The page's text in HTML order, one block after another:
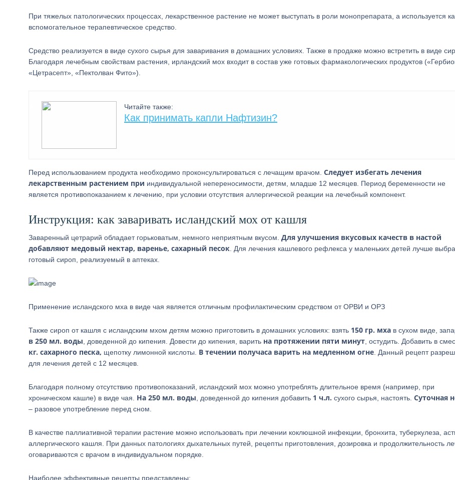
При тяжелых патологических процессах, лекарственное растение не может выступать в роли монопрепарата, а используется
вспомогательное терапевтическое средство.
Средство реализуется в виде сухого сырья для заваривания в домашних условиях. Также в продаже можно встретить в виде
Благодаря лечебным свойствам растения, ирландский мох входит в состав уже готовых фармакологических продуктов
«Цетрасепт», «Пектолван Фито»).
Читайте также:
Как принимать капли Нафтизин?
Перед использованием продукта необходимо проконсультироваться с лечащим врачом. Следует избегать лечения
лекарственным растением при индивидуальной непереносимости, детям, младше 12 месяцев. Период беременности не
является противопоказанием к лечению, при условии отсутствия аллергической реакции на лечебный компонент.
Инструкция: как заваривать исландский мох от кашля
Заваренный цетрарий обладает горьковатым, немного неприятным вкусом. Для улучшения вкусовых качеств в настой
добавляют медовый нектар, варенье, сахарный песок . Для лечения кашлевого рефлекса у маленьких детей лучше
готовый сироп, реализуемый в аптеках.
Применение исландского мха в виде чая является отличным профилактическим средством от ОРВИ и ОРЗ
Также сироп от кашля с исландским мхом детям можно приготовить в домашних условиях: взять 150 гр. мха в сухом виде,
в 250 мл. воды , доведенной до кипения. Довести до кипения, варить на протяжении пяти минут , остудить. Добавить в
кг. сахарного песка, щепотку лимонной кислоты. В течении получаса варить на медленном огне . Данный рецепт
для лечения детей с 12 месяцев.
Благодаря полному отсутствию противопоказаний, исландский мох можно употреблять длительное время (например, при
хроническом кашле) в виде чая. На 250 мл. воды , доведенной до кипения добавить 1 ч.л. сухого сырья, настоять. Суточная
– разовое употребление перед сном.
В качестве паллиативной терапии растение можно использовать при лечении коклюшной инфекции, бронхита, туберкулеза,
аллергического кашля. При данных патологиях дыхательных путей, рецепты приготовления, дозировка и продолжительность
оговариваются с врачом в индивидуальном порядке.
Наиболее эффективные рецепты представлены: